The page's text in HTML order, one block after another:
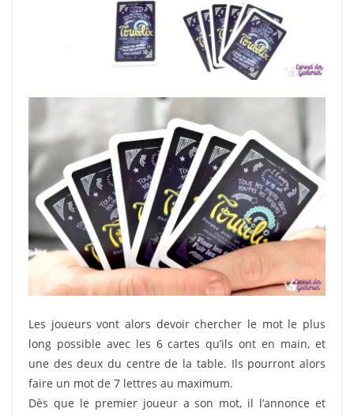
Les joueurs vont alors devoir chercher le mot le plus
long possible avec les 6 cartes qu’ils ont en main, et
une des deux du centre de la table. Ils pourront alors
faire un mot de 7 lettres au maximum.
Dès que le premier joueur a son mot, il l’annonce et